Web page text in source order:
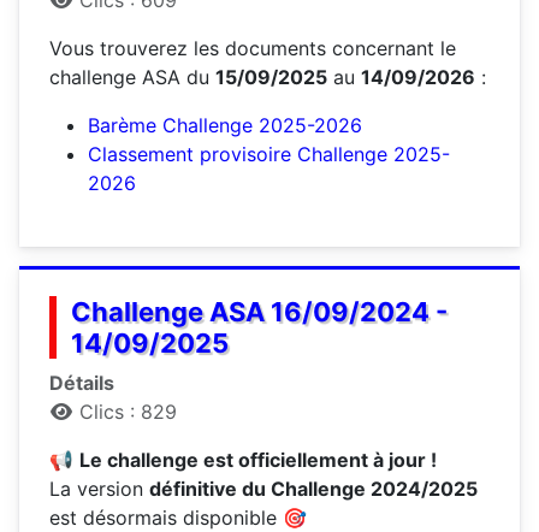
Vous trouverez les documents concernant le
challenge ASA du 15/09/2025 au 14/09/2026 :
Barème Challenge 2025-2026
Classement provisoire Challenge 2025-
2026
Challenge ASA 16/09/2024 -
14/09/2025
Détails
Clics : 829
📢 Le challenge est officiellement à jour !
La version définitive du Challenge 2024/2025
est désormais disponible 🎯